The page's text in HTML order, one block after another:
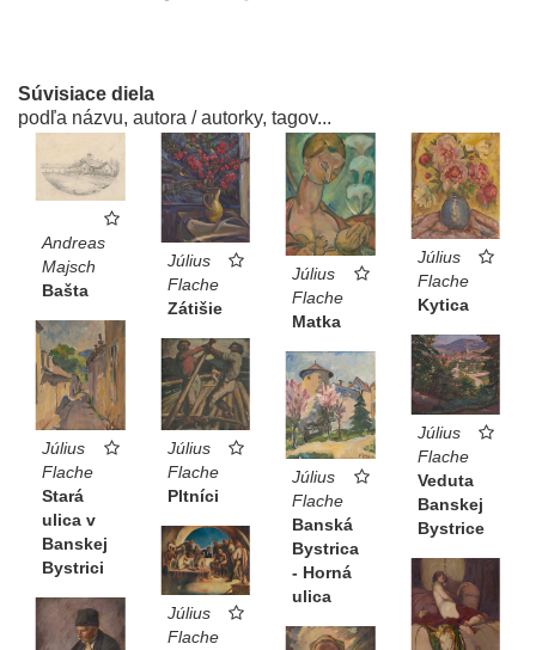
Súvisiace diela
podľa názvu, autora / autorky, tagov...
Andreas
Majsch
Bašta
Július
Flache
Zátišie
Július
Flache
Matka
Július
Flache
Kytica
Július
Flache
Stará
ulica v
Banskej
Bystrici
Július
Flache
Veduta
Banskej
Bystrice
Július
Flache
Pltníci
Július
Flache
Banská
Bystrica
- Horná
ulica
Július
Flache